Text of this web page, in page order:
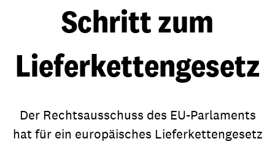
Schritt zum
Lieferkettengesetz
Der Rechtsausschuss des EU-Parlaments
hat für ein europäisches Lieferkettengesetz